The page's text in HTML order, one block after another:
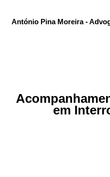
António Pina Moreira -
em